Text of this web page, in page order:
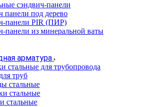
сэндвич-панели
панели под дерево
панели PIR (ПИР)
панели из минеральной ваты
арматура
стальные для трубопровода
труб
стальные
стальные
стальные